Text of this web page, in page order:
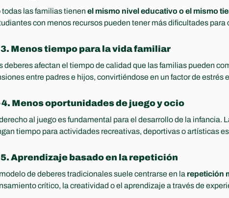
todas las familias tienen el mismo nivel educativo o el mismo
con menos recursos pueden tener más dificultades
3. Menos tiempo para la vida familiar
deberes afectan el tiempo de calidad que las familias pueden
entre padres e hijos, convirtiéndose en un factor de estrés
4. Menos oportunidades de juego y ocio
al juego es fundamental para el desarrollo de la infancia.
tiempo para actividades recreativas, deportivas o artísticas
5. Aprendizaje basado en la repetición
de deberes tradicionales suele centrarse en la repetición
crítico, la creatividad o el aprendizaje a través de